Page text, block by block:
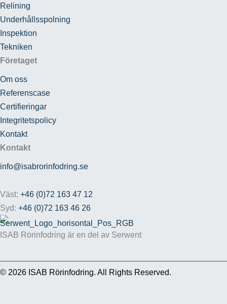
Relining
Underhållsspolning
Inspektion
Tekniken
Företaget
Om oss
Referenscase
Certifieringar
Integritetspolicy
Kontakt
Kontakt
info@isabrorinfodring.se
Väst: +46 (0)72 163 47 12
Syd: +46 (0)72 163 46 26
ISAB Rörinfodring är en del av Serwent
© 2026 ISAB Rörinfodring. All Rights Reserved.